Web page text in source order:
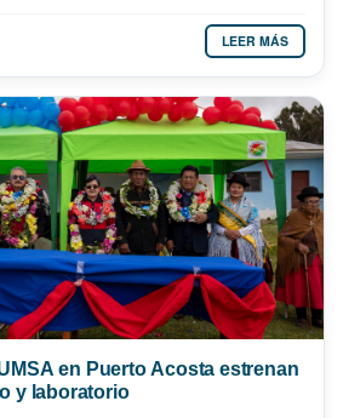
LEER MÁS
en Puerto Acosta estrenan
y laboratorio